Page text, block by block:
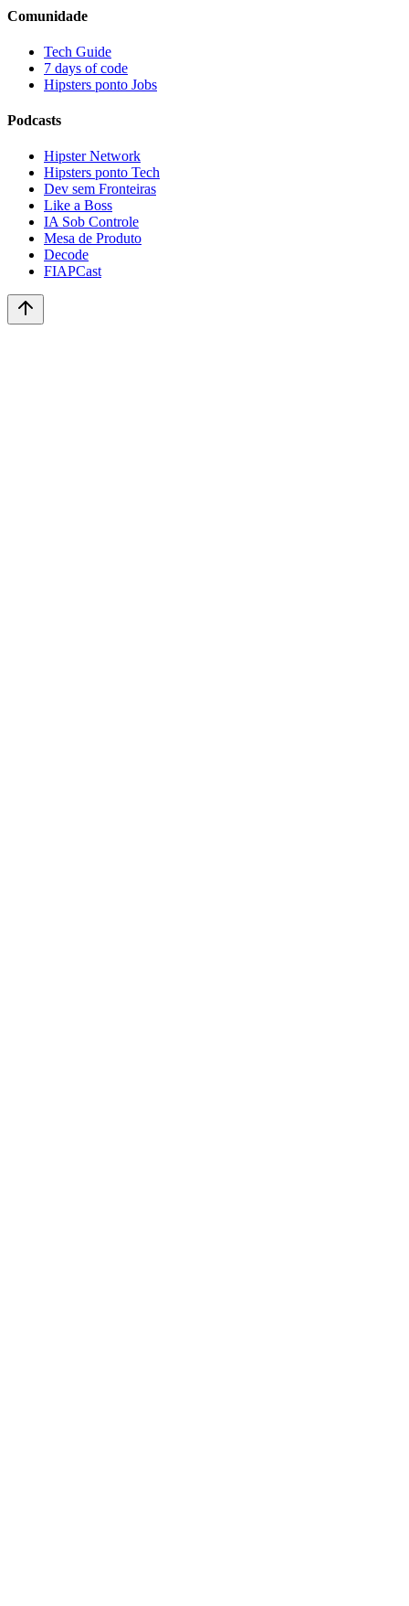
Comunidade
Tech Guide
7 days of code
Hipsters ponto Jobs
Podcasts
Hipster Network
Hipsters ponto Tech
Dev sem Fronteiras
Like a Boss
IA Sob Controle
Mesa de Produto
Decode
FIAPCast